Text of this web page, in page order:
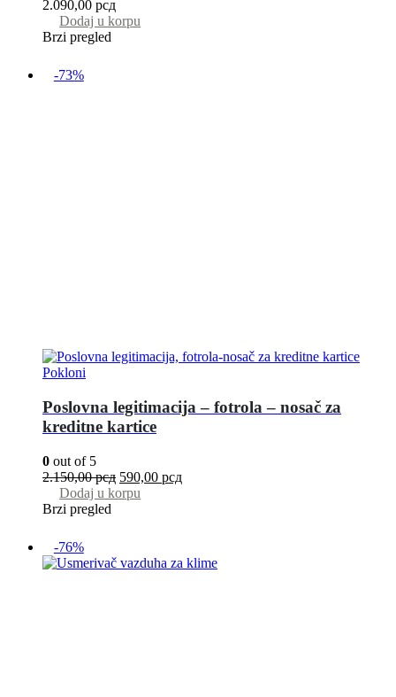
2.090,00 рсд
Dodaj u korpu
Brzi pregled
-73%
Pokloni
Poslovna legitimacija – fotrola – nosač za
kreditne kartice
0 out of 5
2.150,00рсд 590,00 рсд
Dodaj u korpu
Brzi pregled
-76%